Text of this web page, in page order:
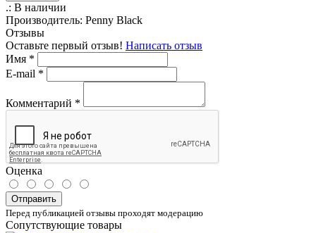
.: В наличии
Производитель: Penny Black
Отзывы
Оставьте первый отзыв! Написать отзыв
Имя *
E-mail *
Комментарий *
Оценка
Отправить
Перед публикацией отзывы проходят модерацию
Сопутствующие товары